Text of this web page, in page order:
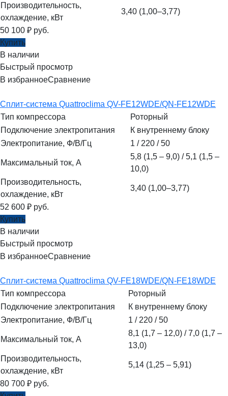
Производительность,
охлаждение, кВт
3,40 (1,00–3,77)
50 100 ₽ руб.
Купить
В наличии
Быстрый просмотр
В избранноеСравнение
Сплит-система Quattroclima QV-FE12WDE/QN-FE12WDE
Тип компрессора
Роторный
Подключение электропитания
К внутреннему блоку
Электропитание, Ф/В/Гц
1 / 220 / 50
Максимальный ток, А
5,8 (1,5 – 9,0) / 5,1 (1,5 –
10,0)
Производительность,
охлаждение, кВт
3,40 (1,00–3,77)
52 600 ₽ руб.
Купить
В наличии
Быстрый просмотр
В избранноеСравнение
Сплит-система Quattroclima QV-FE18WDE/QN-FE18WDE
Тип компрессора
Роторный
Подключение электропитания
К внутреннему блоку
Электропитание, Ф/В/Гц
1 / 220 / 50
Максимальный ток, А
8,1 (1,7 – 12,0) / 7,0 (1,7 –
13,0)
Производительность,
охлаждение, кВт
5,14 (1,25 – 5,91)
80 700 ₽ руб.